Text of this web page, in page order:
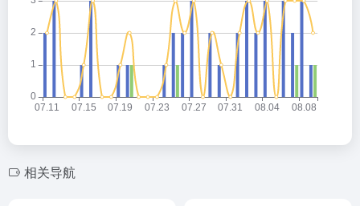
相关导航